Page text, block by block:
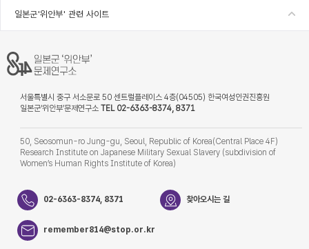
일본군'위안부' 관련 사이트
서울특별시 중구 서소문로 50 센트럴플레이스 4층(04505) 한국여성인권진흥원
일본군‘위안부’문제연구소 TEL 02-6363-8374, 8371
50, Seosomun-ro Jung-gu, Seoul, Republic of Korea(Central Place 4F)
Research Institute on Japanese Military Sexual Slavery (subdivision of
Women’s Human Rights Institute of Korea)
02-6363-8374, 8371 찾아오시는 길
remember814@stop.or.kr